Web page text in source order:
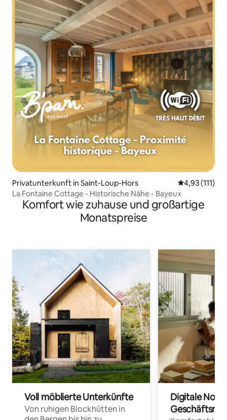
Privatunterkunft in Saint-Loup-Hors
4,93 (111)
La Fontaine Cottage - Historische Nähe - Bayeux
Komfort wie zuhause und großartige
Monatspreise
Voll möblierte Unterkünfte
Von ruhigen Blockhütten in
Digitale